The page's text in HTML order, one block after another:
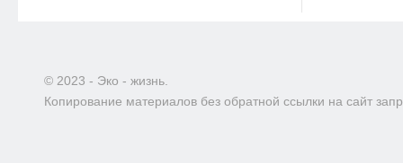
© 2023 - Эко - жизнь.
Копирование материалов без обратной ссылки на сайт